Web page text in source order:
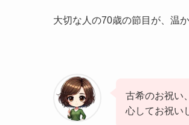
大切な人の70歳の節目が、温
古希のお祝い
心してお祝い